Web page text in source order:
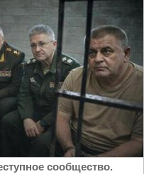
сообщество.